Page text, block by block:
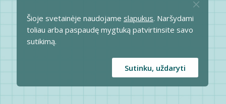
Šioje svetainėje naudojame slapukus. Naršydami
toliau arba paspaudę mygtuką patvirtinsite savo
sutikimą.
Sutinku, uždaryti